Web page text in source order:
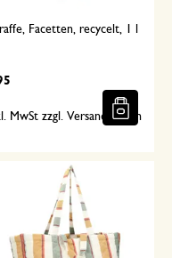
Facetten, recycelt, 1 l
MwSt zzgl. Versandkosten